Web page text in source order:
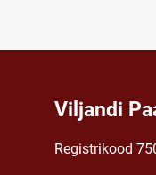
Viljandi
Registrikood